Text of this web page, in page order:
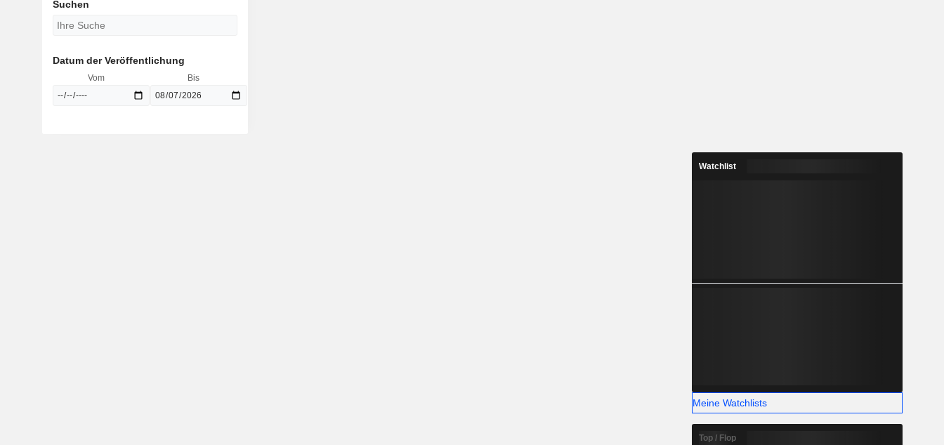
Suchen
Datum der Veröffentlichung
Vom Bis
Watchlist
Meine Watchlists
Top / Flop